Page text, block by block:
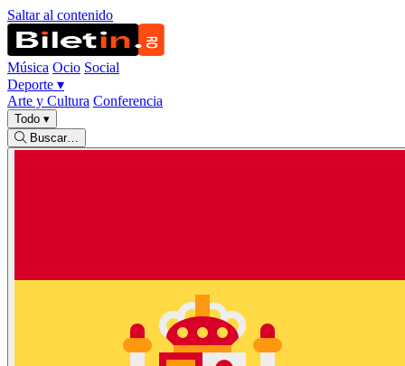
Saltar al contenido
Música Ocio Social
Deporte ▾
Arte y Cultura Conferencia
Todo ▾
Buscar…